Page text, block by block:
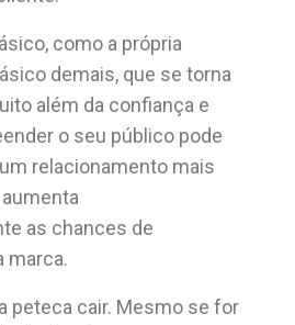
como a própria
demais, que se torna
além da confiança e
o seu público pode
relacionamento mais
as chances de
marca.
peteca cair. Mesmo se for